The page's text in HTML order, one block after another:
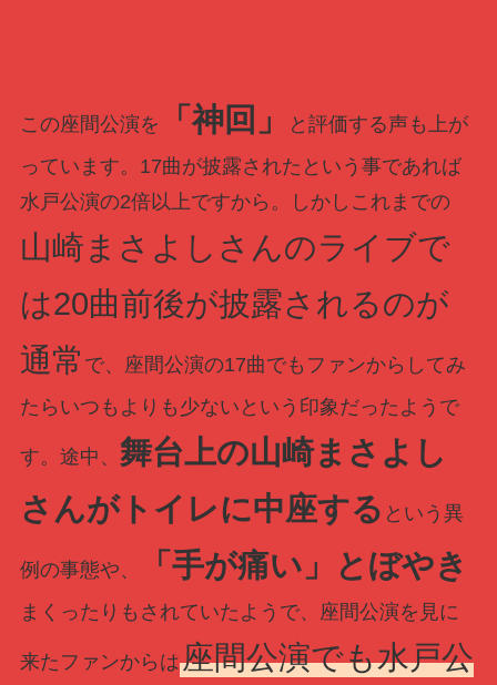
この座間公演を 「神回」
と評価する声も上が
っています。17曲が披露されたという事であれば
水戸公演の2倍以上ですから。しかしこれまでの
山崎まさよしさんのライブで
は20曲前後が披露されるのが
通常 で、座間公演の17曲でもファンからしてみ
たらいつもよりも少ないという印象だったようで
す。途中、 舞台上の山崎まさよし
さんがトイレに中座する という異
例の事態や、 「手が痛い」とぼやき
まくったりもされていたようで、座間公演を見に
来たファンからは座間公演でも水戸公